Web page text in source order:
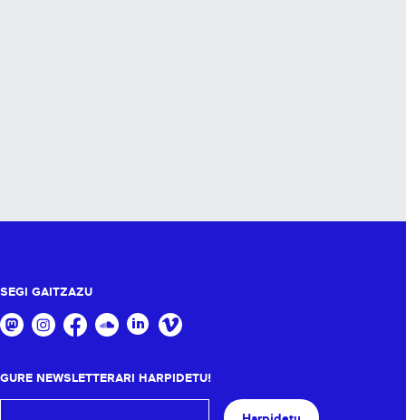
SEGI GAITZAZU
GURE NEWSLETTERARI HARPIDETU!